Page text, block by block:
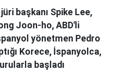
başkanı Spike Lee,
Joon-ho, ABD'li
yönetmen Pedro
Korece, İspanyolca,
başladı